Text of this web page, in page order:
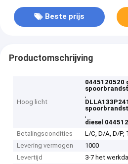
Beste prijs
Productomschrijving
Hoog licht
0445120520
,
,
diesel
Betalingscondities
L/C, D/A, D/P,
Levering vermogen
1000
Levertijd
3-7 het